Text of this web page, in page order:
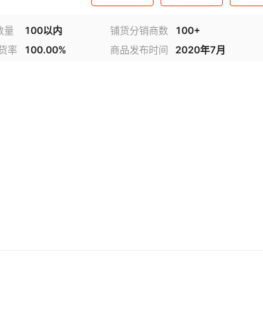
量 100以内 铺货分销商数
100+
率 100.00% 商品发布时间 2020年7月